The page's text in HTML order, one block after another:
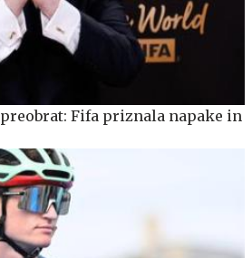
Fifa priznala napake in